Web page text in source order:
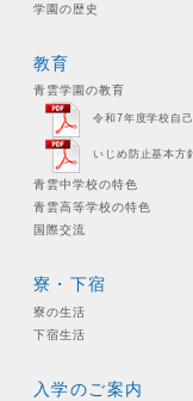
学園の歴史
教育
青雲学園の教育
令和7年度学校自
いじめ防止基本方
青雲中学校の特色
青雲高等学校の特色
国際交流
寮・下宿
寮の生活
下宿生活
入学のご案内